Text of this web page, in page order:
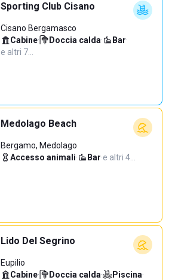
Sporting Club Cisano
Cisano Bergamasco
Cabine· Doccia calda· Bar·
e altri 7…
Medolago Beach
Bergamo, Medolago
Accesso animali· Bar·e altri 4…
Lido Del Segrino
Eupilio
Cabine· Doccia calda· Piscina·